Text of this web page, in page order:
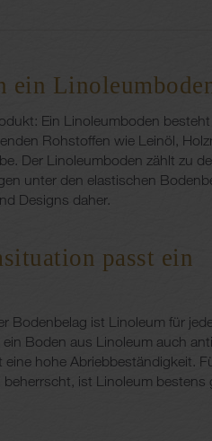
ein
Ein Linoleumboden
Rohstoffen wie Leinöl,
Der Linoleumboden zählt zu
unter den elastischen
Designs daher.
passt ein
Bodenbelag ist Linoleum für
Boden aus Linoleum auch
hohe Abriebbeständigkeit.
ist Linoleum bestens